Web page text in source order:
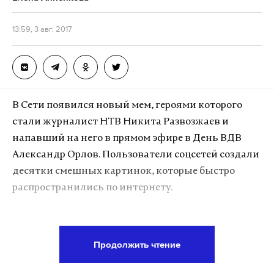
ножах. Однако глядя на опубликованные в СМИ
фотографии последствий массовых беспорядков,
трудно поверить, что десятки дерущихся стенка
на стенку солдат отделались синяками.
Подпишитесь на Daily Storm вMAX. Он
работает там, где тормозит интернет.
А еще мы есть вTelegram,ДзениVK.
Макс Telegram
13:59, 3 авг. 2017
В Сети появился новый мем, героями которого
стали журналист НТВ Никита Развозжаев и
напавший на него в прямом эфире в День ВДВ
Александр Орлов. Пользователи соцсетей создали
десятки смешных картинок, которые быстро
распространились по интернету.
работает там, где тормозит интернет.
Продолжить чтение